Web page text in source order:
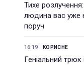
Тихе
людина вас уже
поруч
16:19 КОРИСНЕ
Геніальний